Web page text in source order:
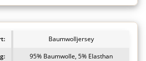
Baumwolljersey
95% Baumwolle, 5% Elasthan